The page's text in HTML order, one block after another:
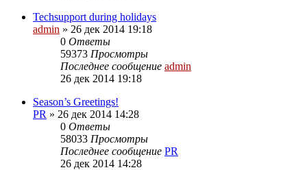
Techsupport during holidays
admin » 26 дек 2014 19:18
0 Ответы
59373 Просмотры
Последнее сообщение admin
26 дек 2014 19:18
Season’s Greetings!
PR » 26 дек 2014 14:28
0 Ответы
58033 Просмотры
Последнее сообщение PR
26 дек 2014 14:28